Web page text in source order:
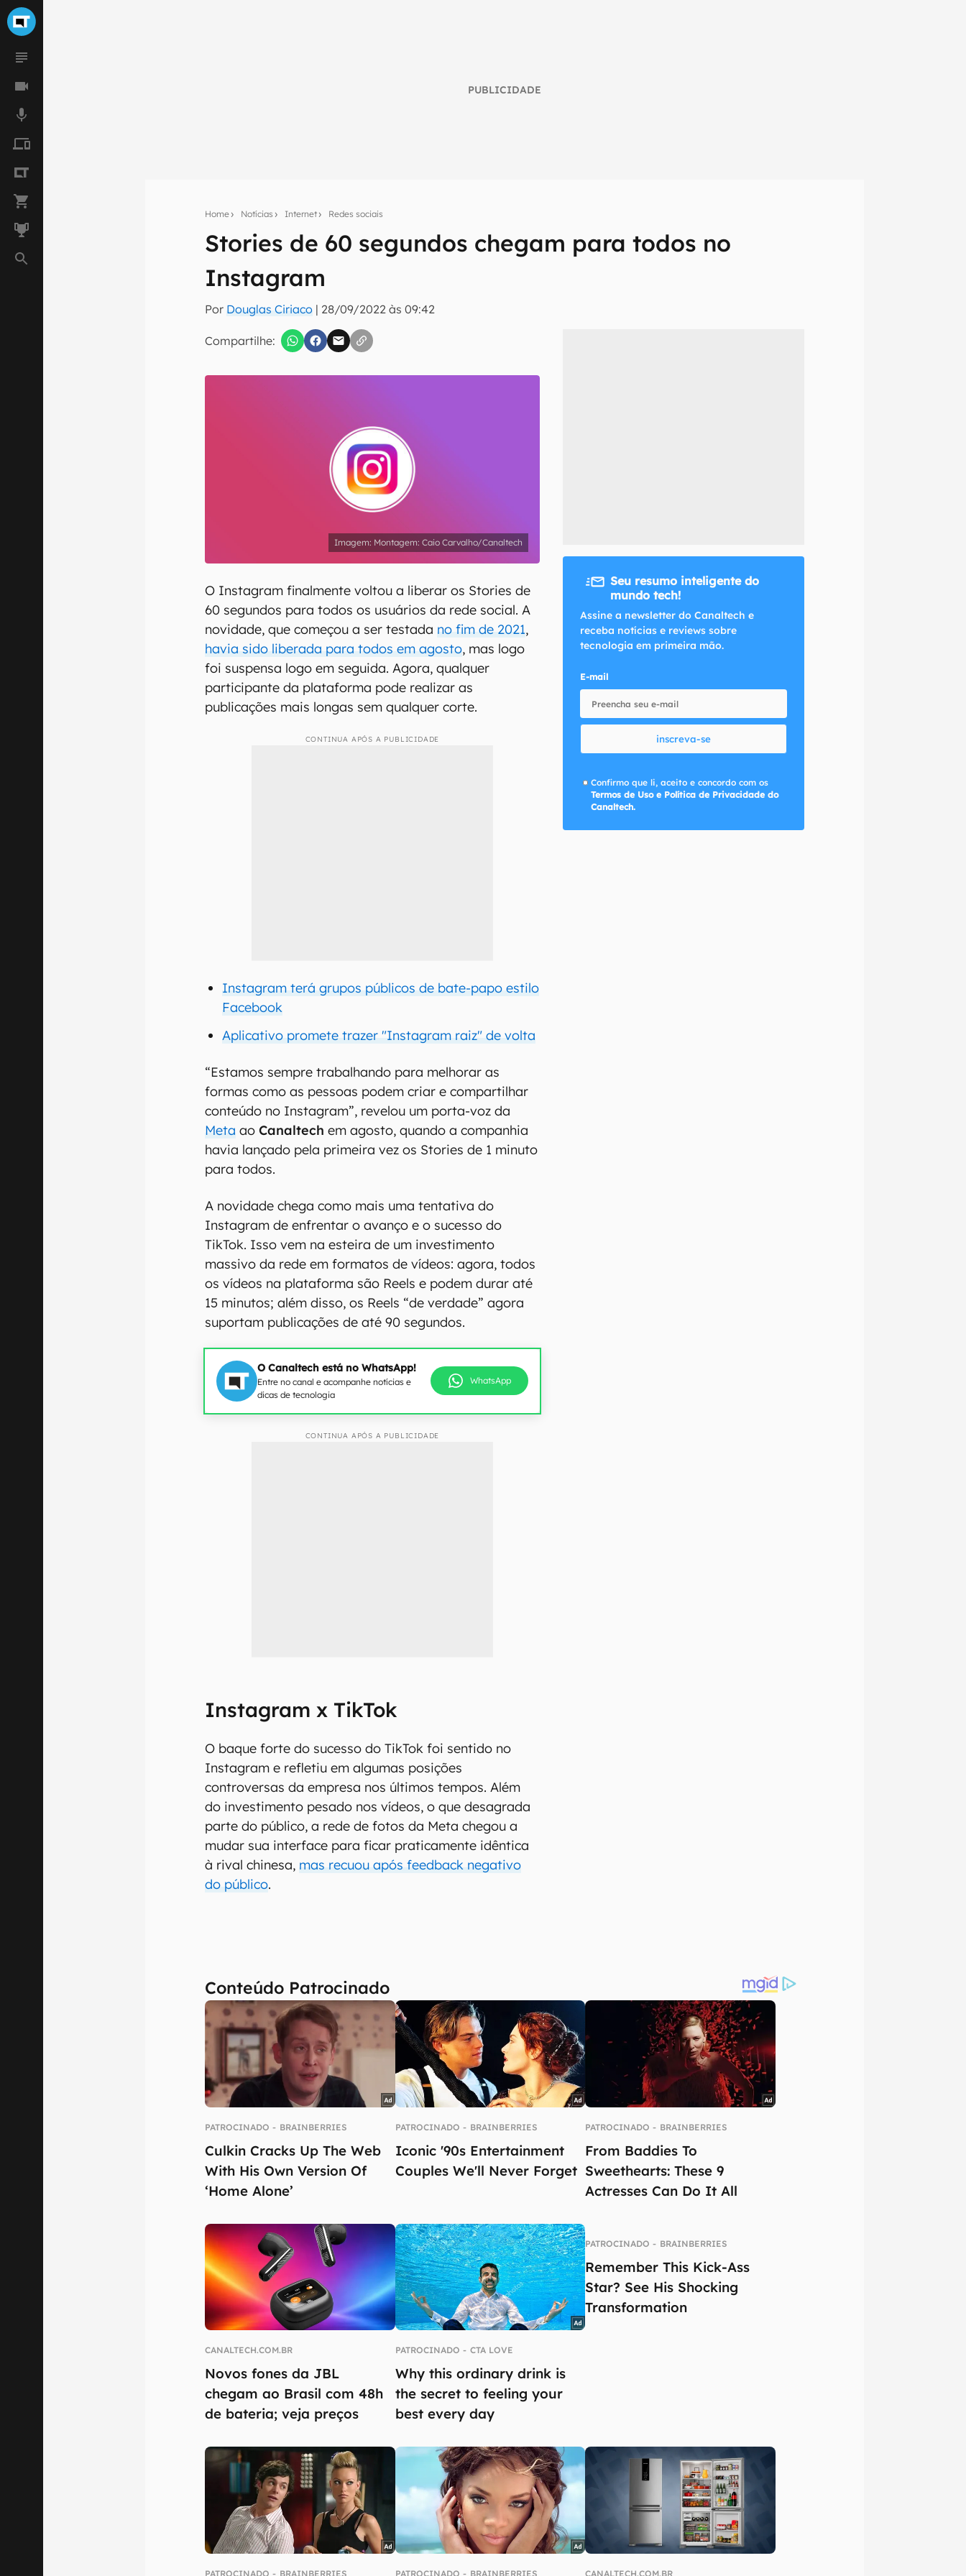
PUBLICIDADE
Home Notícias Internet Redes sociais
Stories de 60 segundos chegam para todos no
Instagram
Por Douglas Ciriaco | 28/09/2022 às 09:42
Compartilhe:
Seu resumo inteligente do mundo tech!
Assine a newsletter do Canaltech e receba notícias e reviews sobre tecnologia em primeira
Confirmo que li, aceito e concordo com os
Montagem: Caio Carvalho/Canaltech
O Instagram finalmente voltou a liberar os Stories de
60 segundos para todos os usuários da rede social. A
novidade, que começou a ser testada no fim de 2021,
havia sido liberada para todos em agosto, mas logo
foi suspensa logo em seguida. Agora, qualquer
participante da plataforma pode realizar as
publicações mais longas sem qualquer corte.
CONTINUA APÓS A PUBLICIDADE
Instagram terá grupos públicos de bate-papo estilo
Facebook
Aplicativo promete trazer "Instagram raiz" de volta
“Estamos sempre trabalhando para melhorar as
formas como as pessoas podem criar e compartilhar
conteúdo no Instagram”, revelou um porta-voz da
Meta aoCanaltech em agosto, quando a companhia
havia lançado pela primeira vez os Stories de 1 minuto
para todos.
A novidade chega como mais uma tentativa do
Instagram de enfrentar o avanço e o sucesso do
TikTok. Isso vem na esteira de um investimento
massivo da rede em formatos de vídeos: agora, todos
os vídeos na plataforma são Reels e podem durar até
15 minutos; além disso, os Reels “de verdade” agora
suportam publicações de até 90 segundos.
O Canaltech está no WhatsApp!
Entre no canal e acompanhe notícias e
dicas de tecnologia
WhatsApp
CONTINUA APÓS A PUBLICIDADE
Instagram x TikTok
O baque forte do sucesso do TikTok foi sentido no
Instagram e refletiu em algumas posições
controversas da empresa nos últimos tempos. Além
do investimento pesado nos vídeos, o que desagrada
parte do público, a rede de fotos da Meta chegou a
mudar sua interface para ficar praticamente idêntica
à rival chinesa, mas recuou após feedback negativo
do público.
Seu resumo inteligente do
mundo tech!
Assine a newsletter do Canaltech e
receba notícias e reviews sobre
tecnologia em primeira mão.
E-mail
inscreva-se
Confirmo que li, aceito e concordo com os
Termos de Uso e Política de Privacidade do
Canaltech.